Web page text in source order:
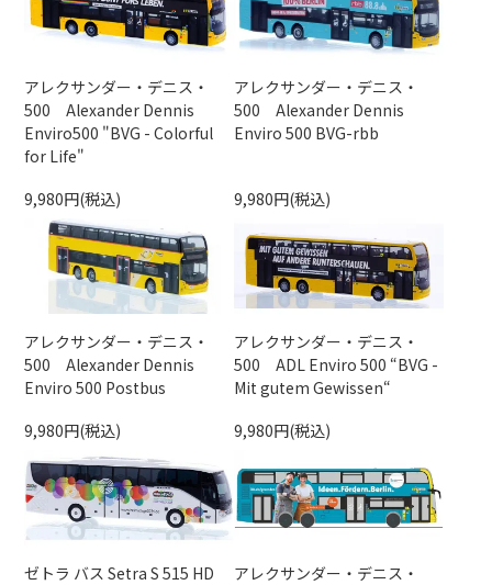
アレクサンダー・デニス・
500 Alexander Dennis
Enviro500 "BVG - Colorful
for Life"
9,980円(税込)
アレクサンダー・デニス・
500 Alexander Dennis
Enviro 500 BVG-rbb
9,980円(税込)
アレクサンダー・デニス・
500 Alexander Dennis
Enviro 500 Postbus
9,980円(税込)
アレクサンダー・デニス・
500 ADL Enviro 500 “BVG -
Mit gutem Gewissen“
9,980円(税込)
ゼトラ バス Setra S 515 HD
アレクサンダー・デニス・